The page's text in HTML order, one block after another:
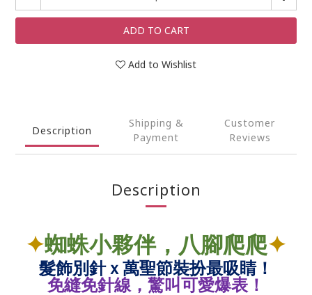
ADD TO CART
Add to Wishlist
Description
Shipping &
Payment
Customer
Reviews
Description
✦蜘蛛小夥伴，八腳爬爬✦
髮飾別針ｘ萬聖節裝扮最吸睛！
免縫免針線，驚叫可愛爆表！